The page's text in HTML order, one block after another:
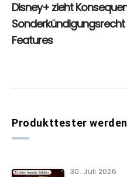
Produkttester werden
30. Juli 2026